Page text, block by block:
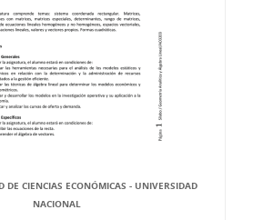
DE CIENCIAS ECONÓMICAS - UNIVERSIDAD
NACIONAL